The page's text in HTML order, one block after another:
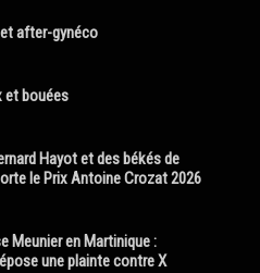
after-gynéco
bouées
Hayot et des békés de
le Prix Antoine Crozat 2026
Meunier en Martinique :
une plainte contre X